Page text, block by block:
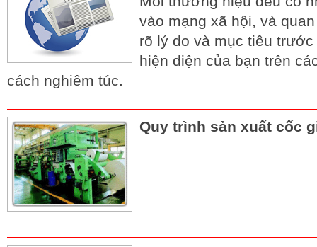
vào mạng xã hội, và
rõ lý do và mục tiêu
hiện diện của bạn trên
cách nghiêm túc.
Quy trình sản xuất cốc